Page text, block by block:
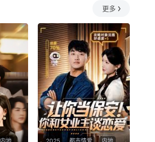
更多